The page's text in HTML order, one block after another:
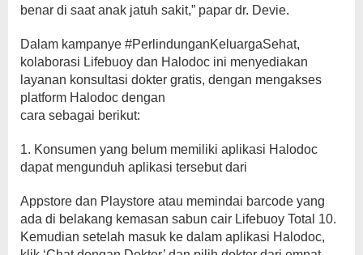
benar di saat anak jatuh sakit,” papar dr. Devie.
Dalam kampanye #PerlindunganKeluargaSehat,
kolaborasi Lifebuoy dan Halodoc ini menyediakan
layanan konsultasi dokter gratis, dengan mengakses
platform Halodoc dengan
cara sebagai berikut:
1. Konsumen yang belum memiliki aplikasi Halodoc
dapat mengunduh aplikasi tersebut dari
Appstore dan Playstore atau memindai barcode yang
ada di belakang kemasan sabun cair Lifebuoy Total 10.
Kemudian setelah masuk ke dalam aplikasi Halodoc,